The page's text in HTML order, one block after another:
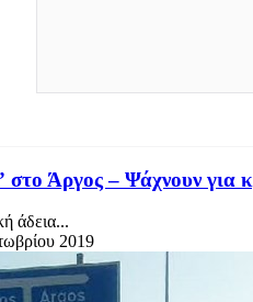
στο Άργος – Ψάχνουν
άδεια...
2019